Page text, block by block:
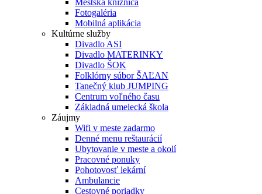
Mestská knižnica
Fotogaléria
Mobilná aplikácia
Kultúrne služby
Divadlo ASI
Divadlo MATERINKY
Divadlo ŠOK
Folklórny súbor ŠAĽAN
Tanečný klub JUMPING
Centrum voľného času
Základná umelecká škola
Záujmy
Wifi v meste zadarmo
Denné menu reštaurácií
Ubytovanie v meste a okolí
Pracovné ponuky
Pohotovosť lekární
Ambulancie
Cestovné poriadky